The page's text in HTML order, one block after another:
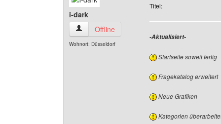
i-dark
i-dark Benutzer-Profile anzeigen
Offline
Wohnort: Düsseldorf
Titel:
-Aktualisiert-
Startseite soweit fertig
Fragekatalog erweitert
Neue Grafiken
Kategorien